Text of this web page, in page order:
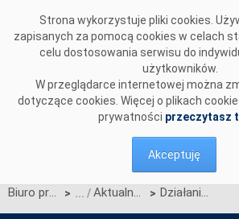
Strona wykorzystuje pliki cookies.
zapisanych za pomocą cookies w celach
celu dostosowania serwisu do
użytkowników.
W przeglądarce internetowej można
dotyczące cookies. Więcej o plikach
prywatności przeczytasz
Akceptuję
Biuro prasowe > Aktualności > Działania podjęte dla poprawy bilansu mocy w krajowym systemie elektroenergetycznym